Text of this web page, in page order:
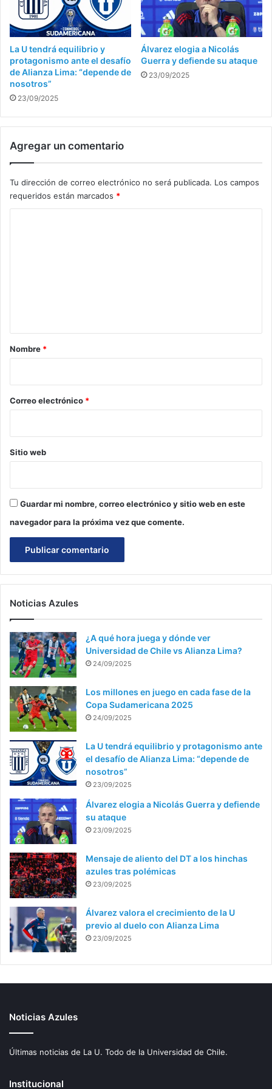
La U tendrá equilibrio y
protagonismo ante el desafío
de Alianza Lima: “depende de
nosotros”
23/09/2025
Álvarez elogia a Nicolás
Guerra y defiende su ataque
23/09/2025
Agregar un comentario
Tu dirección de correo electrónico no será publicada. Los campos
requeridos están marcados *
r
*
Nombre *
Correo electrónico *
Sitio web
Guardar mi nombre, correo electrónico y sitio web en este
navegador para la próxima vez que comente.
Noticias Azules
¿A qué hora juega y dónde ver
Universidad de Chile vs Alianza Lima?
24/09/2025
Los millones en juego en cada fase de la
Copa Sudamericana 2025
24/09/2025
La U tendrá equilibrio y protagonismo ante
el desafío de Alianza Lima: “depende de
nosotros”
23/09/2025
Álvarez elogia a Nicolás Guerra y defiende
su ataque
23/09/2025
Mensaje de aliento del DT a los hinchas
azules tras polémicas
23/09/2025
Álvarez valora el crecimiento de la U
previo al duelo con Alianza Lima
23/09/2025
Noticias Azules
Últimas noticias de La U. Todo de la Universidad de Chile.
Institucional